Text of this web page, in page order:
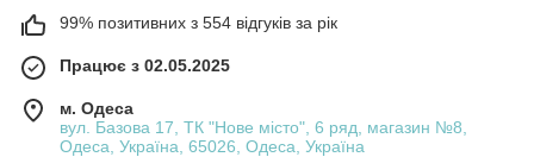
Склад: 100% мікрофібра.
Вага мотка: 100 г.
Рекомендовано: спиці №2,5–3,5, гачок №1–3.
99% позитивних з 554 відгуків за рік
Працює з 02.05.2025
м. Одеса
вул. Базова 17, ТК "Нове місто", 6 ряд, магазин №8,
Одеса, Україна, 65026, Одеса, Україна